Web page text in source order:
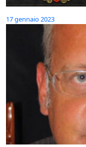
17 gennaio 2023